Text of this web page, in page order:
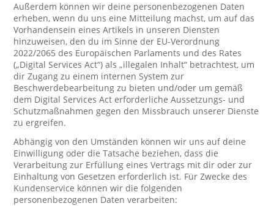
Außerdem können wir deine personenbezogenen Daten
erheben, wenn du uns eine Mitteilung machst, um auf das
Vorhandensein eines Artikels in unseren Diensten
hinzuweisen, den du im Sinne der EU-Verordnung
2022/2065 des Europäischen Parlaments und des Rates
(„Digital Services Act“) als „illegalen Inhalt“ betrachtest, um
dir Zugang zu einem internen System zur
Beschwerdebearbeitung zu bieten und/oder um gemäß
dem Digital Services Act erforderliche Aussetzungs- und
Schutzmaßnahmen gegen den Missbrauch unserer Dienste
zu ergreifen.
Abhängig von den Umständen können wir uns auf deine
Einwilligung oder die Tatsache beziehen, dass die
Verarbeitung zur Erfüllung eines Vertrags mit dir oder zur
Einhaltung von Gesetzen erforderlich ist. Für Zwecke des
Kundenservice können wir die folgenden
personenbezogenen Daten verarbeiten: